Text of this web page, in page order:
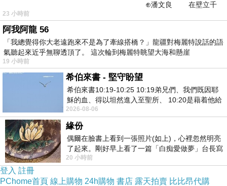
生活中女人驗孕的方法有很多種，以下為大家介
紹使用驗孕棒和驗孕試紙的方法，供大家參考。
驗孕棒的使用方法
1、使用時才將包裝鋁箔膜袋沿缺口處撕開，取
出驗孕棒。
2、然後帶上盒內附有的手套，用大拇指緊捏住
驗孕棒手柄壹端，將吸尿孔壹端朝下方傾斜，驗
孕棒觀察壹邊應朝下方，對準驗孕棒側面的吸尿
孔撒尿，使尿液穿過吸尿孔，避免尿液濕觀察
窗，日本藤素並維持1至2秒鐘的接尿時間。
3、在壹分鐘內就會出現懷孕結果，出現二條
線，即對照線和檢測線都顯色，且檢測線明顯清
⊕潘文良 在壁立千
仞的懸崖上，有一座遮天蔽
23 小時前
阿我阿龍 56
「我總覺得你大老遠跑來不是為了牽線搭橋？」龍疆對梅麗特說話的語
氣聽起來近乎無聊透頂了。 這次輪到梅麗特眺望大海和懸崖
19 小時前
希伯來書 - 堅守盼望
希伯來書10:19-10:25 10:19弟兄們、我們既因耶
穌的血、得以坦然進入至聖所、 10:20是藉着他給
我們開了一條又新又活的路從幔子經過
2026-08-06
緣份
偶爾在臉書上看到一張照片(如上)，心裡忽然明亮
了起來。剛好早上看了一篇「白痴愛做夢」台長寫
的貼文，在回顧年輕時瘋狂愛上
20 小時前
登入 註冊
PChome首頁 線上購物 24h購物 書店 露天拍賣 比比昂代購